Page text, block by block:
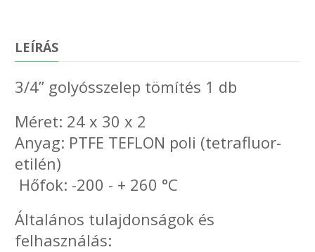
LEÍRÁS
3/4” golyósszelep tömítés 1 db
Méret: 24 x 30 x 2
Anyag: PTFE TEFLON poli (tetrafluor-
etilén)
Hőfok: -200 - + 260 °C
Általános tulajdonságok és
felhasználás: